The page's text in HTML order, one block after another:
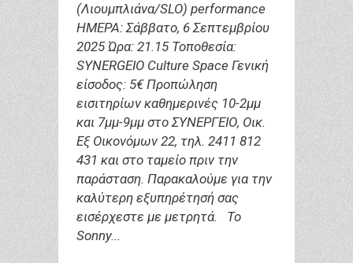
(Λιουμπλιάνα/SLO) performance
ΗΜΕΡΑ: Σάββατο, 6 Σεπτεμβρίου
2025 Ώρα: 21.15 Τοποθεσία:
SYNERGEIO Culture Space Γενική
είσοδος: 5€ Προπώληση
εισιτηρίων καθημερινές 10-2μμ
και 7μμ-9μμ στο ΣΥΝΕΡΓΕΙΟ, Οικ.
Εξ Οικονόμων 22, τηλ. 2411 812
431 και στο ταμείο πριν την
παράσταση. Παρακαλούμε για την
καλύτερη εξυπηρέτησή σας
εισέρχεστε με μετρητά. Το
Sonny...